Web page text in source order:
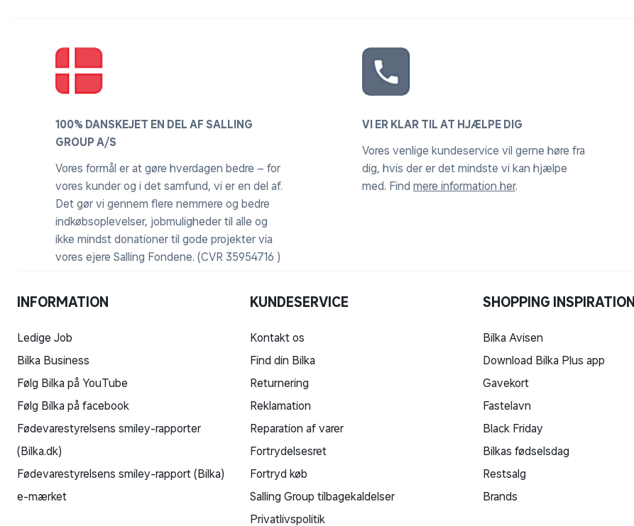
100% DANSKEJET EN DEL AF SALLING
GROUP A/S
Vores formål er at gøre hverdagen bedre – for
vores kunder og i det samfund, vi er en del af.
Det gør vi gennem flere nemmere og bedre
indkøbsoplevelser, jobmuligheder til alle og
ikke mindst donationer til gode projekter via
vores ejere Salling Fondene. (CVR 35954716 )
VI ER KLAR TIL AT HJÆLPE DIG
Vores venlige kundeservice vil gerne høre fra
dig, hvis der er det mindste vi kan hjælpe
med. Find mere information her.
INFORMATION
Ledige Job
Bilka Business
Følg Bilka på YouTube
Følg Bilka på facebook
Fødevarestyrelsens smiley-rapporter
(Bilka.dk)
Fødevarestyrelsens smiley-rapport (Bilka)
e-mærket
KUNDESERVICE
Kontakt os
Find din Bilka
Returnering
Reklamation
Reparation af varer
Fortrydelsesret
Fortryd køb
Salling Group tilbagekaldelser
Privatlivspolitik
SHOPPING INSPIRATION
Bilka Avisen
Download Bilka Plus app
Gavekort
Fastelavn
Black Friday
Bilkas fødselsdag
Restsalg
Brands